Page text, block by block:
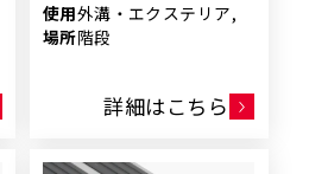
使用
場所
外溝・エクステリア,
階段
詳細はこちら